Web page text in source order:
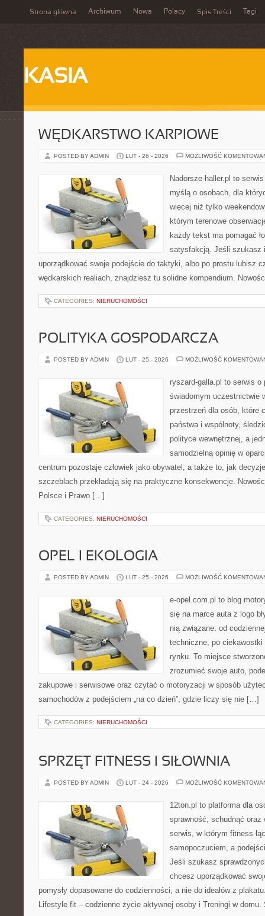
Strona główna Archiwum Nowa Polacy Spis Treści Tagi
KASIA
WĘDKARSTWO KARPIOWE
POSTED BY ADMIN LUT - 26 - 2026 MOŻLIWOŚĆ
Nadorsze-haller.pl to
myślą o osobach, dla
więcej niż tylko
którym terenowe
każdy tekst ma pomagać
satysfakcją. Jeśli szukasz
uporządkować swoje podejście do taktyki, albo po prostu lubisz
wędkarskich realiach, znajdziesz tu solidne kompendium.
CATEGORIES: NIERUCHOMOŚCI
POLITYKA GOSPODARCZA
POSTED BY ADMIN LUT - 25 - 2026 MOŻLIWOŚĆ
ryszard-galla.pl to serwis
świadomym uczestnictwie
przestrzeń dla osób, które
państwa i wspólnoty,
polityce wewnętrznej, a
samodzielną opinię w
centrum pozostaje człowiek jako obywatel, a także to, jak
szczeblach przekładają się na praktyczne konsekwencje.
Polsce i Prawo […]
CATEGORIES: NIERUCHOMOŚCI
OPEL I EKOLOGIA
POSTED BY ADMIN LUT - 25 - 2026 MOŻLIWOŚĆ
e-opel.com.pl to blog
się na marce auta z logo
nią związane: od
techniczne, po
rynku. To miejsce
zrozumieć swoje auto,
zakupowe i serwisowe oraz czytać o motoryzacji w sposób
samochodów z podejściem „na co dzień”, gdzie liczy się nie […]
CATEGORIES: NIERUCHOMOŚCI
SPRZĘT FITNESS I SIŁOWNIA
POSTED BY ADMIN LUT - 24 - 2026 MOŻLIWOŚĆ
12ton.pl to platforma dla
sprawność, schudnąć oraz
serwis, w którym fitness
samopoczuciem, a
Jeśli szukasz
chcesz uporządkować
pomysły dopasowane do codzienności, a nie do ideałów z
Lifestyle fit – codzienne życie aktywnej osoby i Treningi w